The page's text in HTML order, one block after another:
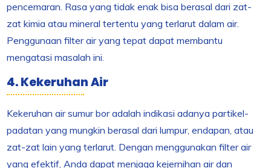
pencemaran. Rasa yang tidak enak bisa berasal dari zat-
zat kimia atau mineral tertentu yang terlarut dalam air.
Penggunaan filter air yang tepat dapat membantu
mengatasi masalah ini.
4. Kekeruhan Air
Kekeruhan air sumur bor adalah indikasi adanya partikel-
padatan yang mungkin berasal dari lumpur, endapan, atau
zat-zat lain yang terlarut. Dengan menggunakan filter air
yang efektif, Anda dapat menjaga kejernihan air dan